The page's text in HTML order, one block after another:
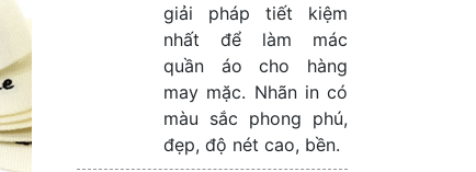
giải pháp tiết kiệm
nhất để làm mác
quần áo cho hàng
may mặc. Nhãn in có
màu sắc phong phú,
đẹp, độ nét cao, bền.